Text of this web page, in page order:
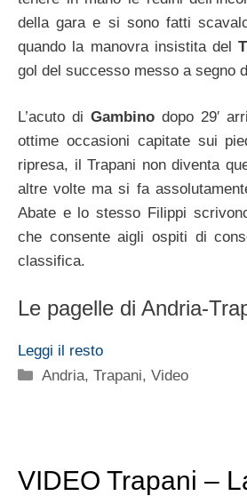
della gara e si sono fatti
quando la manovra insistita del
gol del successo messo a segno
L’acuto di Gambino dopo 29′
ottime occasioni capitate sui
ripresa, il Trapani non diventa
altre volte ma si fa
Abate e lo stesso Filippi
che consente aigli ospiti di
classifica.
Le pagelle di Andria-
Leggi il resto
Categorie
Andria,Trapani,Video
VIDEO Trapani –